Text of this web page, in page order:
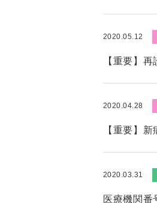
2020.05.12
【重要】
2020.04.28
【重要】
2020.03.31
医療機関番